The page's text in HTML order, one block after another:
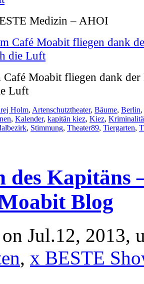
Medizin – AHOI
Moabit fliegen dank der
Luft
Holm, Artenschutztheater, Bäume, Berlin,
, Kalender, kapitän kiez, Kiez,
, Stimmung, Theater89, Tiergarten,
des Kapitäns
Blog
on Jul.12, 2013,
, x BESTE